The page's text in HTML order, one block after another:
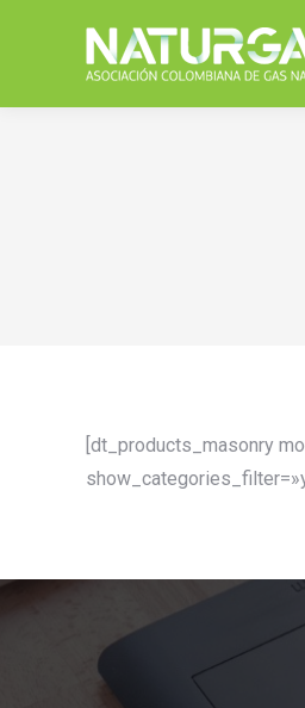
[dt_products_masonry